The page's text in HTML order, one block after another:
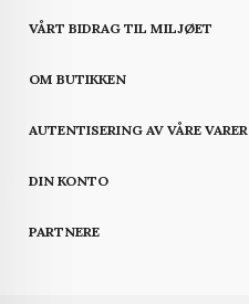
VÅRT BIDRAG TIL MILJØET
OM BUTIKKEN
AUTENTISERING AV VÅRE VARER
DIN KONTO
PARTNERE